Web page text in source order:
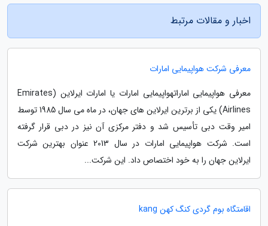
اخبار و مقالات مرتبط
معرفی شرکت هواپیمایی امارات
معرفی هواپیمایی اماراتهواپیمایی امارات یا امارات ایرلاین (Emirates
Airlines) یکی از برترین ایرلاین های جهان، در ماه می سال 1985 توسط
امیر وقت دبی تأسیس شد و دفتر مرکزی آن نیز در دبی قرار گرفته
است. شرکت هواپیمایی امارات در سال 2013 عنوان بهترین شرکت
ایرلاین جهان را به خود اختصاص داد. این شرکت...
اقامتگاه بوم گردی کنگ کهن kang